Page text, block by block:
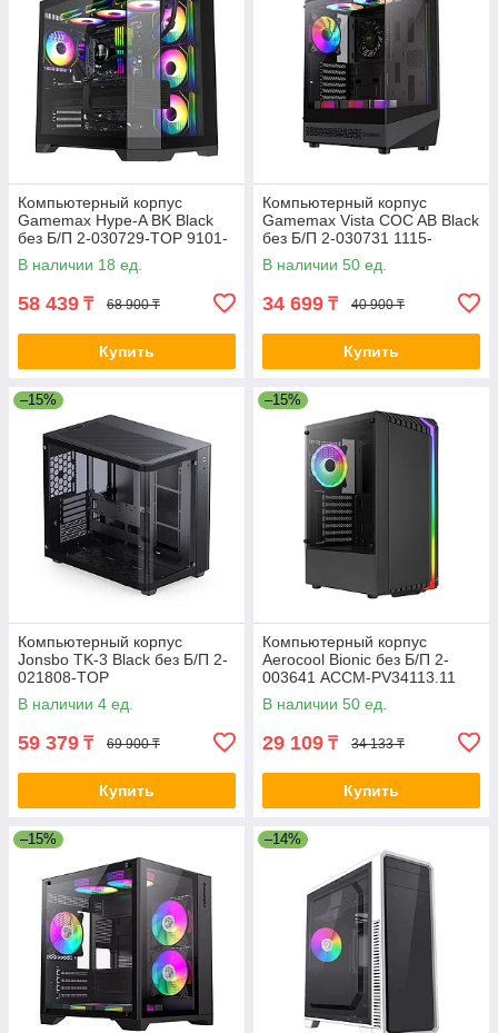
Компьютерный корпус
Gamemax Hype-A BK Black
без Б/П 2-030729-TOP 9101-
0000R0165
В наличии 18 ед.
58 439 ₸ 68 900 ₸
Купить
Компьютерный корпус
Gamemax Vista COC AB Black
без Б/П 2-030731 1115-
3806R0004
В наличии 50 ед.
34 699 ₸ 40 900 ₸
Купить
–15%
Компьютерный корпус
Jonsbo TK-3 Black без Б/П 2-
021808-TOP
В наличии 4 ед.
59 379 ₸ 69 900 ₸
Купить
–15%
Компьютерный корпус
Aerocool Bionic без Б/П 2-
003641 ACCM-PV34113.11
В наличии 50 ед.
29 109 ₸ 34 133 ₸
Купить
–15% –14%